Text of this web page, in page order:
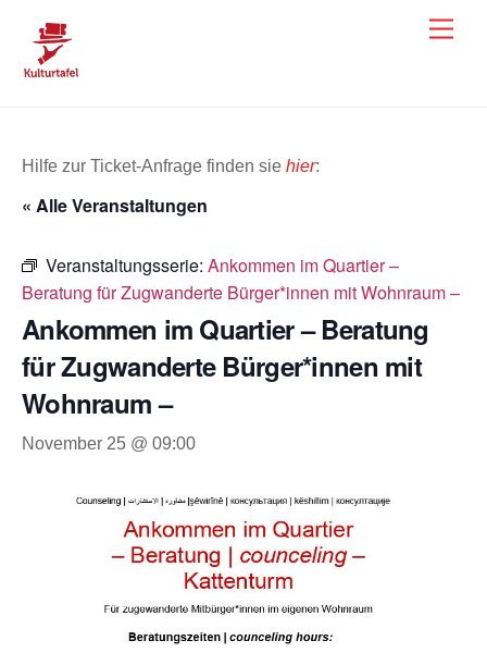
content
Hilfe zur Ticket-Anfrage finden sie hier:
« Alle Veranstaltungen
Veranstaltungsserie: Ankommen im Quartier –
Beratung für Zugwanderte Bürger*innen mit Wohnraum –
Ankommen im Quartier – Beratung
für Zugwanderte Bürger*innen mit
Wohnraum –
November 25 @ 09:00